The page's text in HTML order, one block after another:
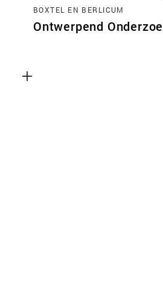
BOXTEL EN BERLICUM
Ontwerpend